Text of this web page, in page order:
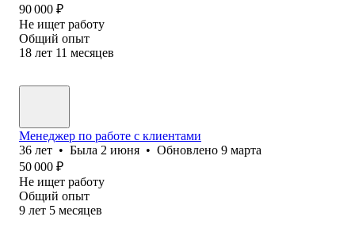
90 000 ₽
Не ищет работу
Общий опыт
18 лет 11 месяцев
Менеджер по работе с клиентами
36 лет • Была 2 июня • Обновлено 9 марта
50 000 ₽
Не ищет работу
Общий опыт
9 лет 5 месяцев